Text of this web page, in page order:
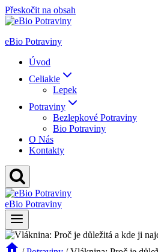
Přeskočit na obsah
eBio Potraviny
Úvod
Celiakie
Lepek
Potraviny
Bezlepkové Potraviny
Bio Potraviny
O Nás
Kontakty
eBio Potraviny